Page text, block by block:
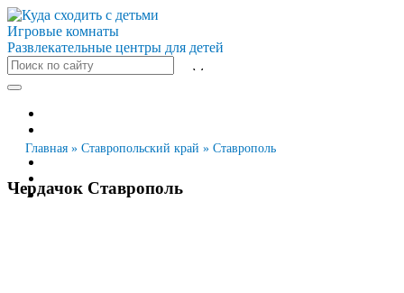
Игровые комнаты
Развлекательные центры для детей
Санкт-Петербург
Казань
Главная » Ставропольский край » Ставрополь
Чердачок Ставрополь